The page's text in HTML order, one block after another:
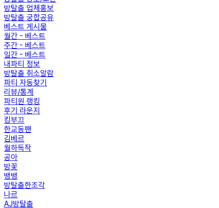
방탈출 업체홍보
방탈출 궁합공유
베스트 게시물
월간 - 베스트
주간 - 베스트
일간 - 베스트
내파티 정보
방탈출 취소알람
파티 자동찾기
리뷰/통계
파티원 랭킹
후기 라운지
킹부끄
한교동팬
김베르
월하독작
공아
방꽃
뱅뱅
방탈출한조각
나르
AJ방탈출